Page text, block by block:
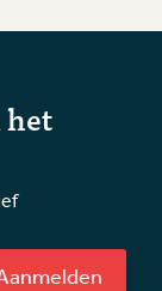
het